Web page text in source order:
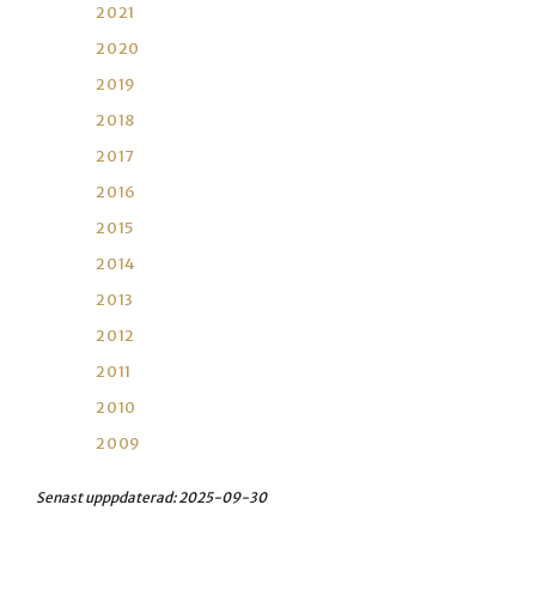
2021
2020
2019
2018
2017
2016
2015
2014
2013
2012
2011
2010
2009
Senast upppdaterad:2025-09-30